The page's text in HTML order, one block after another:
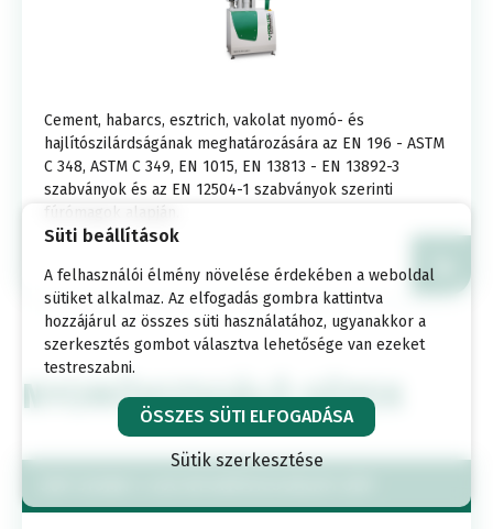
Cement, habarcs, esztrich, vakolat nyomó- és
hajlítószilárdságának meghatározására az EN 196 - ASTM
C 348, ASTM C 349, EN 1015, EN 13813 - EN 13892-3
szabványok és az EN 12504-1 szabványok szerinti
NYOMÓVIZSGÁLÓ GÉPEK
Süti beállítások
A felhasználói élmény növelése érdekében a weboldal
sütiket alkalmaz. Az elfogadás gombra kattintva
hozzájárul az összes süti használatához, ugyanakkor a
szerkesztés gombot választva lehetősége van ezeket
testreszabni.
ÖSSZES SÜTI ELFOGADÁSA
Sütik szerkesztése